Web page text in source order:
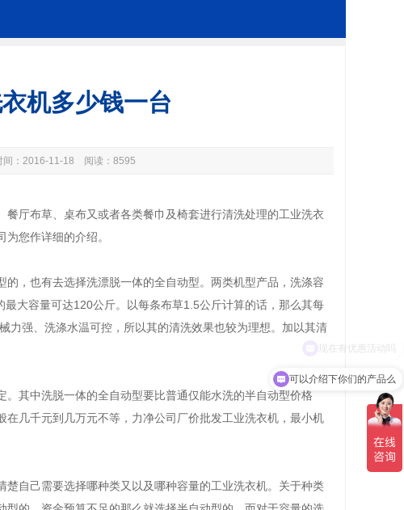
机多少钱一台
间：2016-11-18 阅读：8595
厅布草、桌布又或者各类餐巾及椅套进行清洗处理的工业洗衣
为您作详细的介绍。
，也有去选择洗漂脱一体的全自动型。两类机型产品，洗涤容
大容量可达120公斤。以每条布草1.5公斤计算的话，那么其每
力强、洗涤水温可控，所以其的清洗效果也较为理想。加以其清
其中洗脱一体的全自动型要比普通仅能水洗的半自动型价格
几千元到几万元不等，力净公司厂价批发工业洗衣机，最小机
自己需要选择哪种类又以及哪种容量的工业洗衣机。关于种类
可以介绍下你们的产品么